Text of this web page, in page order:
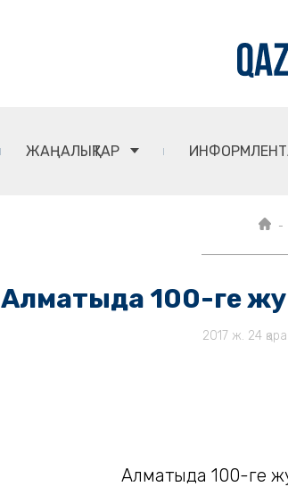
ЖАҢАЛЫҚТАР
Алматыда 100-ге
2017 ж. 24